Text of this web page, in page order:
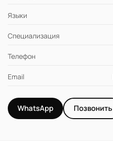
Языки
Специализация
Телефон
Email
WhatsApp Позвонить